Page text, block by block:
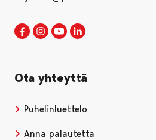
Porin kaupunki Facebookissa
Avautuu uudessa välilehdessä
Porin kaupunki
Avautuu uudessa
Porin kaupunki
Avautuu uudessa
Ota yhteyttä
Puhelinluettelo
Anna palautetta